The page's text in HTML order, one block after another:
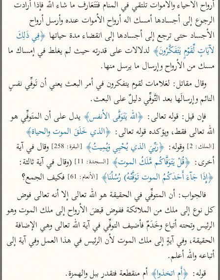
تفسير مكّي
محاسن التأويل
للقاسمي
تفسير الثعالبي
تفسير السمرقندي
تفسير الثعلبي
عطية
البحر المحيط لأبي
حيان
البسيط للواحدي
تفسير أبي السعود
الكشاف للزمخشري
آثار
موسوعة التفسير
المأثور
تفسير ابن أبي حاتم
تفسير قتادة
اشترك لتصلك أخبار مشاريعنا
اشترك
راسلنا • تليجرام •تويتر
تعليمات•عن الباحث القرآني
الأجساد حتى ترجع إلى أجسادها إلى انقضاء مدة حياتها
لآيَاتٍ لِّقَوْمٍ يَتَفَكَّرُونَ﴾
مسك من الأرواح وإرسال ما يرسل منها.
النائم وإرسالَها بعد التَّوفِّي دليلٌ على البعث.
فإن قيل: قوله تعالى: ﴿الله يَتَوَفَّى الأنفس﴾
يدل على أن المتَوفِّي هو
الله تعالى فقط، ويؤكده قوله تعالى: ﴿الذي خَلَقَ الموت والحياة﴾
[الملك: 2] وقوله: ﴿رَبِّيَ الذي يُحْيِي وَيُمِيتُ﴾ [البقرة: 258]
أخرى: ﴿قُلْ يَتَوَفَّاكُم مَّلَكُ الموت﴾ [السجدة: 11]
(وقال في آية ثالثة:
﴿إِذَا جَآءَ أَحَدَكُمُ الموت تَوَفَّتْهُ) رُسُلُنَا﴾ [الأنعام: 61]
فكيف الجمع؟
كل نوع إلى ملك من الملائكة ففوض قبضَ الأرواح إلى ملك الموت وهو
أتباعه والله أعلم.
قوله: ﴿أَمِ اتخذوا﴾ أم منقطعة فتقدر ببل والهمزة.